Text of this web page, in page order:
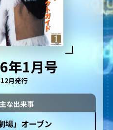
年1月号
月発行
な出来事
場」オープン